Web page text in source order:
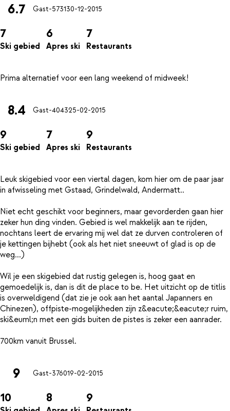
6.7 Gast-573130-12-2015
7
Ski gebied
6
Apres ski
7
Restaurants
8.4 Gast-404325-02-2015
9
Ski gebied
7
Apres ski
9
Restaurants
Leuk skigebied voor een viertal dagen, kom hier om de paar jaar
in afwisseling met Gstaad, Grindelwald, Andermatt..
Niet echt geschikt voor beginners, maar gevorderden gaan hier
zeker hun ding vinden. Gebied is wel makkelijk aan te rijden,
nochtans leert de ervaring mij wel dat ze durven controleren of
je kettingen bijhebt (ook als het niet sneeuwt of glad is op de
weg...)
Wil je een skigebied dat rustig gelegen is, hoog gaat en
gemoedelijk is, dan is dit de place to be. Het uitzicht op de titlis
is overweldigend (dat zie je ook aan het aantal Japanners en
Chinezen), offpiste-mogelijkheden zijn z&eacute;&eacute;r ruim,
ski&euml;n met een gids buiten de pistes is zeker een aanrader.
9 Gast-376019-02-2015
10 8 9